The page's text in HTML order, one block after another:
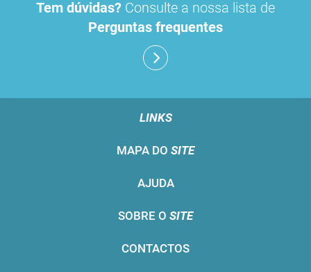
Tem dúvidas? Consulte a nossa lista de
Perguntas frequentes
LINKS
MAPA DO SITE
AJUDA
SOBRE O SITE
CONTACTOS